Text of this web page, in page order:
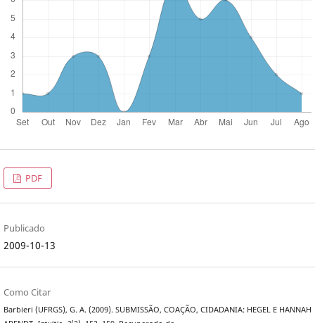
PDF
Publicado
2009-10-13
Como Citar
Barbieri (UFRGS), G. A. (2009). SUBMISSÃO, COAÇÃO, CIDADANIA: HEGEL E HANNAH